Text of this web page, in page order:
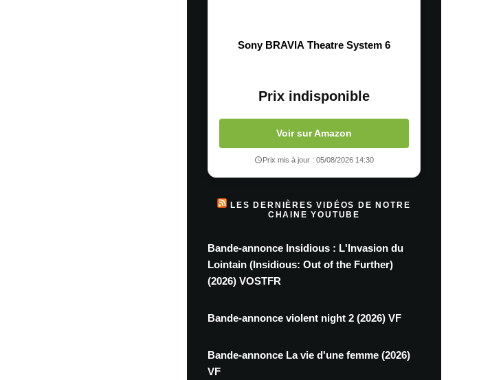
Sony BRAVIA Theatre System 6
Prix indisponible
Voir sur Amazon
Prix mis à jour : 05/08/2026 14:30
LES DERNIÈRES VIDÉOS DE NOTRE
CHAINE YOUTUBE
Bande-annonce Insidious : L'Invasion du
Lointain (Insidious: Out of the Further)
(2026) VOSTFR
Bande-annonce violent night 2 (2026) VF
Bande-annonce La vie d'une femme (2026)
VF